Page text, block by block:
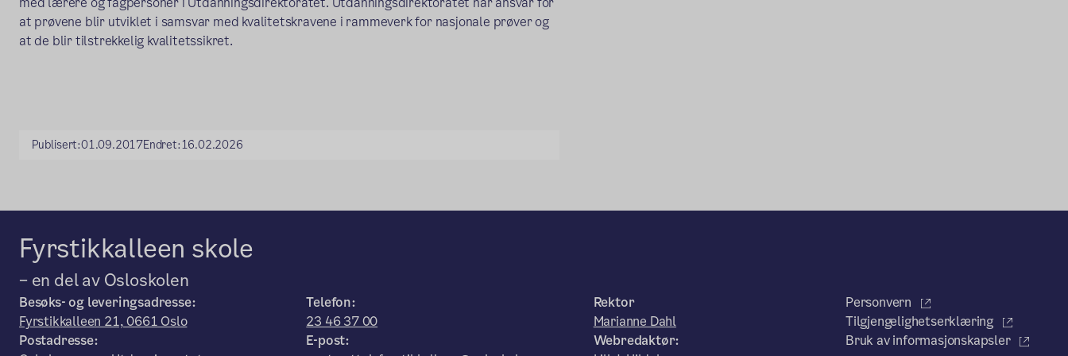
at prøvene blir utviklet i samsvar med kvalitetskravene i rammeverk for nasjonale prøver og
at de blir tilstrekkelig kvalitetssikret.
Publisert:01.09.2017Endret:16.02.2026
Fyrstikkalleen skole
– en del av Osloskolen
Besøks- og leveringsadresse:
Fyrstikkalleen 21, 0661 Oslo
Postadresse:
Telefon:
23 46 37 00
E-post:
Rektor
Marianne Dahl
Webredaktør:
Personvern
Tilgjengelighetserklæring
Bruk av informasjonskapsler